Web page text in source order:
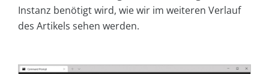
Instanz benötigt wird, wie wir im weiteren Verlauf
des Artikels sehen werden.